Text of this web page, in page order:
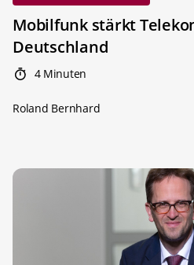
Mobilfunk stärkt
Deutschland
4 Minuten
Roland Bernhard